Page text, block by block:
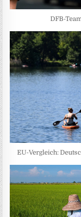
DFB-
EU-Vergleich: